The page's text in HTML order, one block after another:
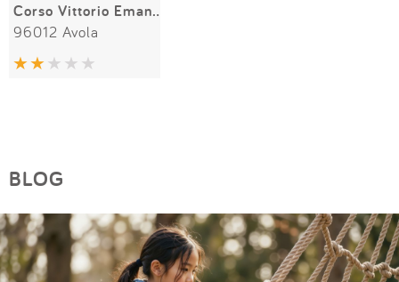
Corso Vittorio Emanuele
96012 Avola
BLOG